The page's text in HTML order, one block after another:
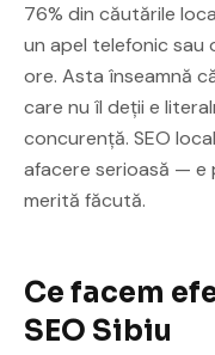
76% din căutările
un apel telefonic sau
ore. Asta înseamnă
care nu îl deții e
concurență. SEO
afacere serioasă — e
merită făcută.
Ce facem
SEO Sibiu